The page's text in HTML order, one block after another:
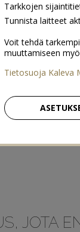
JOTA
Tarkkojen
Tunnista laitteet
Voit tehdä
muuttamiseen
Tietosuoja Kaleva